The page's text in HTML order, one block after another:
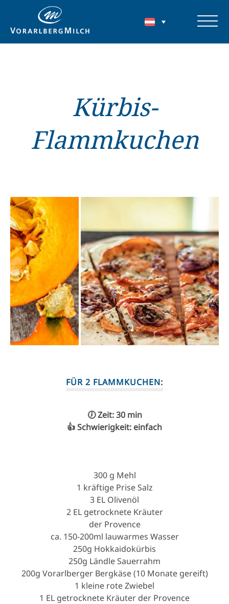
Kürbis-
Flammkuchen
FÜR 2 FLAMMKUCHEN:
🕖 Zeit: 30 min
👍 Schwierigkeit: einfach
300 g Mehl
1 kräftige Prise Salz
3 EL Olivenöl
2 EL getrocknete Kräuter
der Provence
ca. 150-200ml lauwarmes Wasser
250g Hokkaidokürbis
250g Ländle Sauerrahm
200g Vorarlberger Bergkäse (10 Monate gereift)
1 kleine rote Zwiebel
1 EL getrocknete Kräuter der Provence